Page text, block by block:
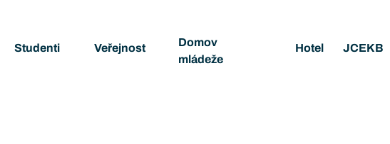
Studenti Veřejnost
Domov
mládeže
Hotel JCEKB